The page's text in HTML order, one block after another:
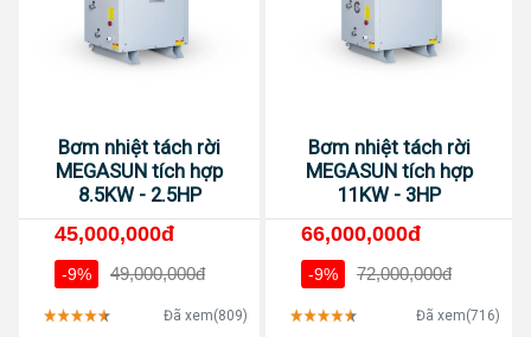
Bơm nhiệt tách rời
MEGASUN tích hợp
8.5KW - 2.5HP
45,000,000đ
-9% 49,000,000đ
Đã xem(809)
Bơm nhiệt tách rời
MEGASUN tích hợp
11KW - 3HP
66,000,000đ
-9% 72,000,000đ
Đã xem(716)